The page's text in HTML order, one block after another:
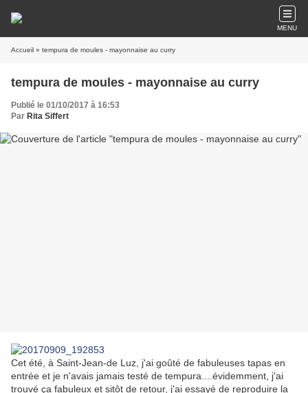
MENU
Accueil » tempura de moules - mayonnaise au curry
tempura de moules - mayonnaise au curry
Publié le 01/10/2017 à 16:53
Par Rita Siffert
Cet été, à Saint-Jean-de Luz, j'ai goûté de fabuleuses tapas en
entrée et je n'avais jamais testé de tempura....évidemment, j'ai
trouvé ça fabuleux et sitôt de retour, j'ai essayé de reproduire la